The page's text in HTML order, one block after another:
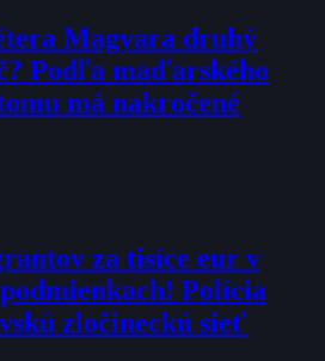
Magyara druhý
Podľa maďarského
má nakročené
za tisíce eur v
Polícia
zločineckú sieť